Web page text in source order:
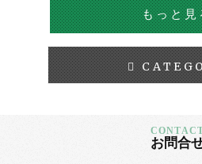
もっと見
お問合